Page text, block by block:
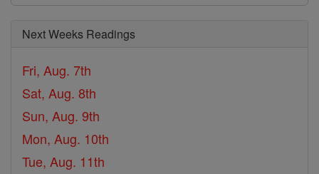
Next Weeks Readings
Fri, Aug. 7th
Sat, Aug. 8th
Sun, Aug. 9th
Mon, Aug. 10th
Tue, Aug. 11th